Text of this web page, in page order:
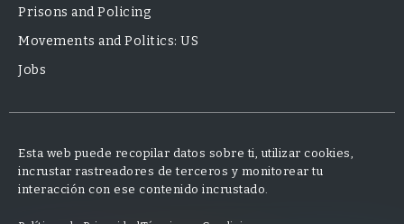
Prisons and Policing
Movements and Politics: US
Jobs
Esta web puede recopilar datos sobre ti, utilizar cookies,
incrustar rastreadores de terceros y monitorear tu
interacción con ese contenido incrustado.